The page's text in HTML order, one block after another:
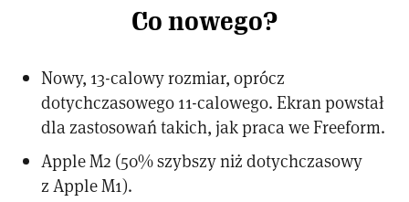
Co nowego?
Nowy, 13-calowy rozmiar, oprócz
dotychczasowego 11-calowego. Ekran powstał
dla zastosowań takich, jak praca we Freeform.
Apple M2 (50% szybszy niż dotychczasowy
z Apple M1).